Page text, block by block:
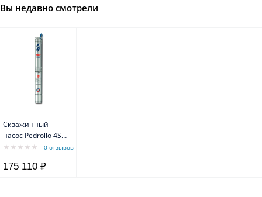
Вы недавно смотрели
Скважинный
насос Pedrollo 4SR
4/54 F-PD с
двигателем 4PD
0 отзывов
175 110 ₽